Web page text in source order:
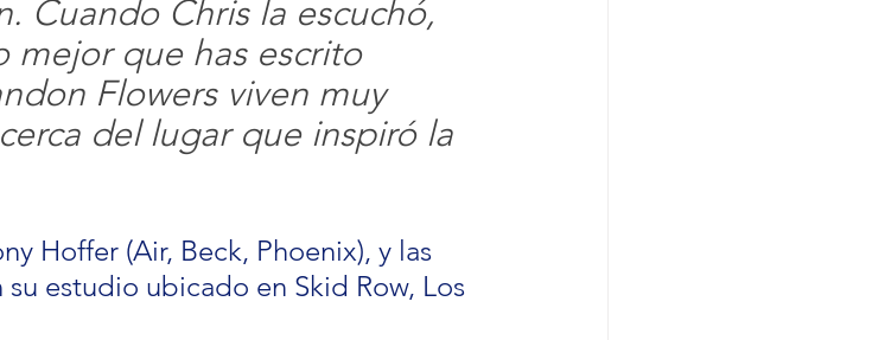
Cuando Chris la escuchó,
mejor que has escrito
Flowers viven muy
del lugar que inspiró la
Hoffer (Air, Beck, Phoenix), y las
estudio ubicado en Skid Row, Los